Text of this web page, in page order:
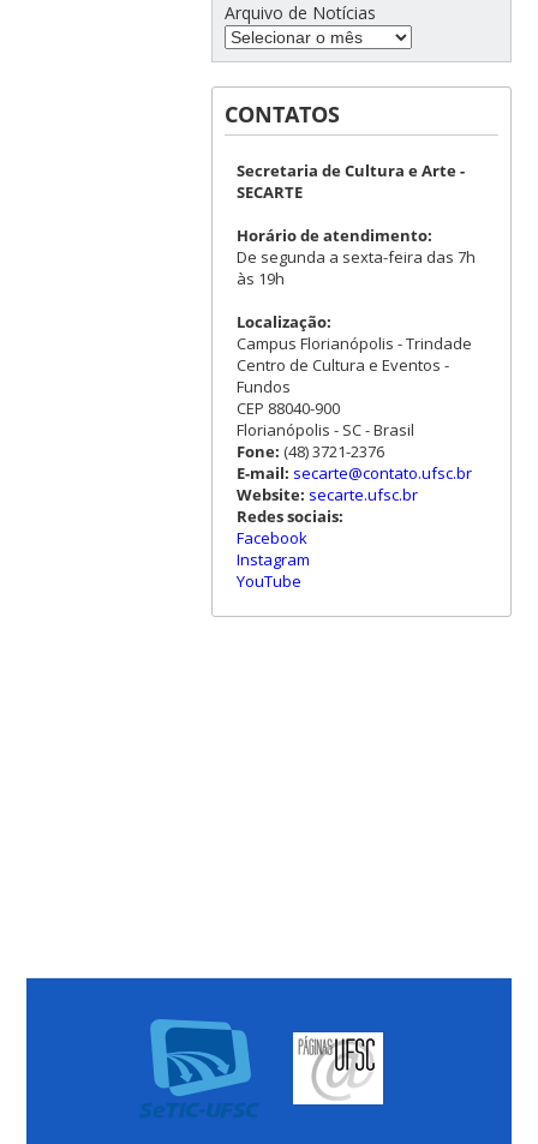
Arquivo de Notícias
CONTATOS
Secretaria de Cultura e Arte -
SECARTE
Horário de atendimento:
De segunda a sexta-feira das 7h
às 19h
Localização:
Campus Florianópolis - Trindade
Centro de Cultura e Eventos -
Fundos
CEP 88040-900
Florianópolis - SC - Brasil
Fone: (48) 3721-2376
E-mail: secarte@contato.ufsc.br
Website: secarte.ufsc.br
Redes sociais:
Facebook
Instagram
YouTube